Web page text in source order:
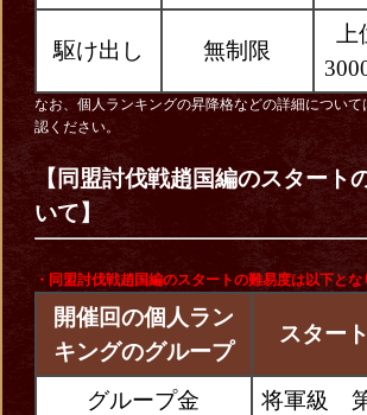
駆け出し 無制限
上
なお、個人ランキングの昇降格などの詳細について
認ください。
【同盟討伐戦趙国編のスタート
いて】
・同盟討伐戦趙国編のスタートの難易度は以下とな
開催回の個人ラン
キングのグループ
スター
グループ金
将軍級